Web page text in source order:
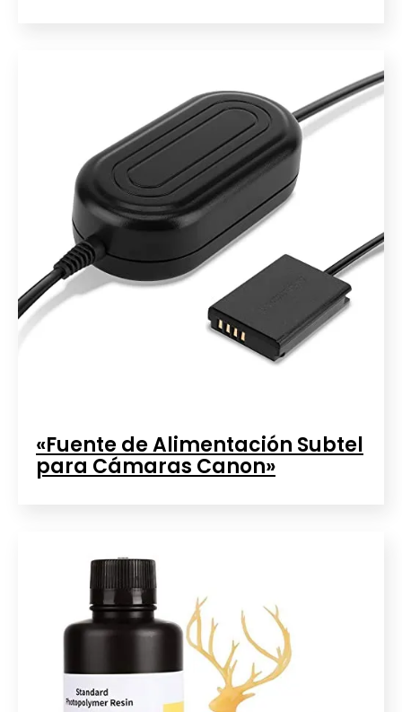
«Fuente de Alimentación Subtel
para Cámaras Canon»